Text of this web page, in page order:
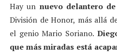
Hay un nuevo delantero
División de Honor, más allá
el genio Mario Soriano.
que más miradas está